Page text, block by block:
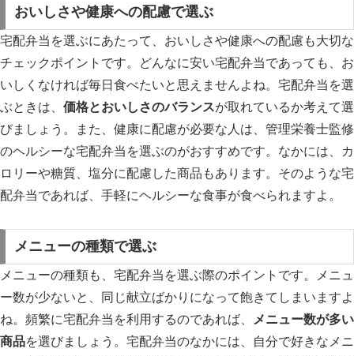
おいしさや健康への配慮で選ぶ
宅配弁当を選ぶにあたって、おいしさや健康への配慮も大切な
チェックポイントです。どんなに安い宅配弁当であっても、お
いしくなければ毎日食べたいと思えませんよね。宅配弁当を選
ぶときは、 価格とおいしさのバランスが取れているか考えて選
びましょう。また、健康に配慮が必要な人は、管理栄養士監修
のヘルシーな宅配弁当を選ぶのがおすすめです。なかには、カ
ロリーや糖質、塩分に配慮した商品もあります。そのような宅
配弁当であれば、手軽にヘルシーな食事が食べられますよ。
メニューの種類で選ぶ
メニューの種類も、宅配弁当を選ぶ際のポイントです。メニュ
ー数が少ないと、同じ献立ばかりになって飽きてしまいますよ
ね。頻繁に宅配弁当を利用するのであれば、
メニュー数が多い
商品を選びましょう。宅配弁当のなかには、自分で好きなメニ